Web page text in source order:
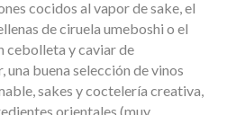
cocidos al vapor de sake, el
de ciruela umeboshi o el
cebolleta y caviar de
una buena selección de vinos
sakes y coctelería creativa,
orientales (muy